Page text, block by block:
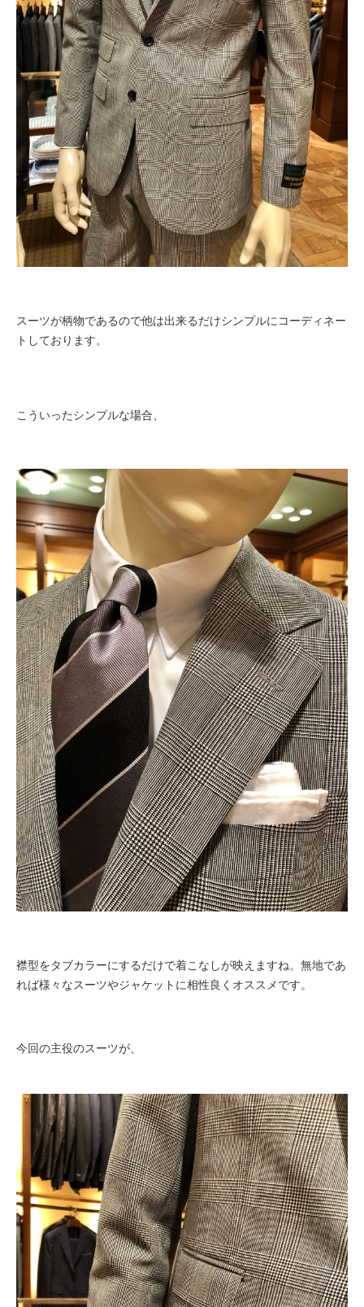
スーツが柄物であるので他は出来るだけシンプルにコーディネー
トしております。
こういったシンプルな場合、
襟型をタブカラーにするだけで着こなしが映えますね。無地であ
れば様々なスーツやジャケットに相性良くオススメです。
今回の主役のスーツが、